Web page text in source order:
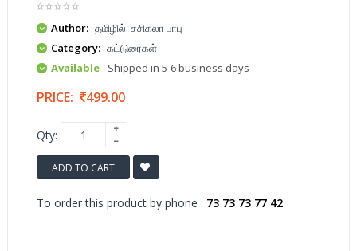
Author: தமிழில். சசிகலா பாபு
Category: கட்டுரைகள்
Available- Shipped in 5-6 business days
PRICE: 499.00
Qty:
ADD TO CART
To order this product by phone : 73 73 73 77 42